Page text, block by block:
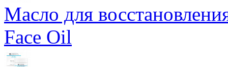
Масло для
Face Oil